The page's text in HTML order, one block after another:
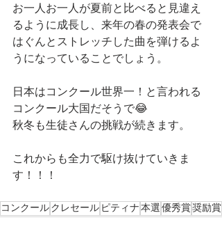
お一人お一人が夏前と比べると見違え
るように成長し、来年の春の発表会で
はぐんとストレッチした曲を弾けるよ
うになっていることでしょう。
日本はコンクール世界一！と言われる
コンクール大国だそうで😂
秋冬も生徒さんの挑戦が続きます。
これからも全力で駆け抜けていきま
す！！！
コンクールクレセール ピティナ本選優秀賞奨励賞